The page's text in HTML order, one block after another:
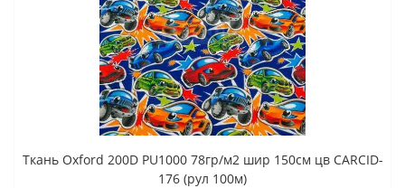
Ткань Oxford 200D PU1000 78гр/м2 шир 150см цв CARCID-
176 (рул 100м)